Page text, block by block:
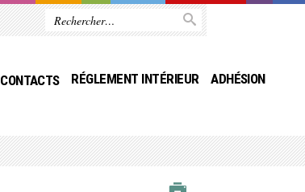
CONTACTS RÉGLEMENT INTÉRIEUR ADHÉSION